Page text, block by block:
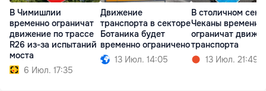
В Чимишлии
временно ограничат
движение по трассе
R26 из-за испытаний
моста
6 Июл. 17:35
Движение
транспорта в секторе
Ботаника будет
временно ограничено
13 Июл. 14:05
В столичном
Чеканы временно
ограничат
транспорта
13 Июл. 21:49